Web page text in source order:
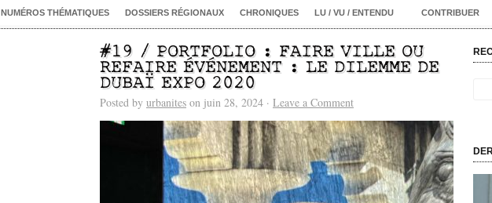
NUMÉROS THÉMATIQUES DOSSIERS RÉGIONAUX CHRONIQUES LU / VU / ENTENDU CONTRIBUER
#19 / PORTFOLIO : FAIRE VILLE OU
REFAIRE ÉVÉNEMENT : LE DILEMME DE
DUBAÏ EXPO 2020
Posted by urbanites on juin 28, 2024 · Leave a Comment